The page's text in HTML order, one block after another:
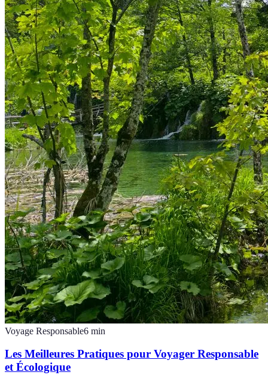
Voyage Responsable6 min
Les Meilleures Pratiques pour Voyager Responsable
et Écologique